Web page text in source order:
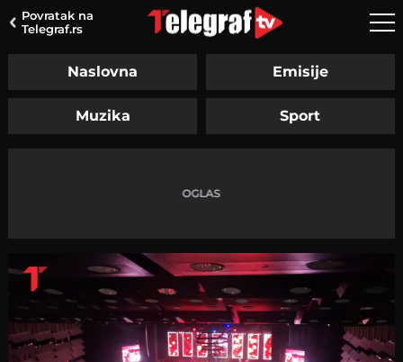
Povratak na
Telegraf.rs
Naslovna Emisije
Muzika Sport